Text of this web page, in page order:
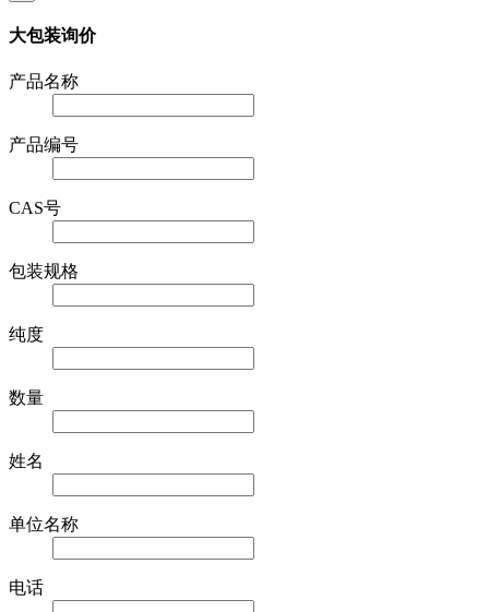
大包装询价
产品名称
产品编号
CAS号
包装规格
纯度
数量
姓名
单位名称
电话